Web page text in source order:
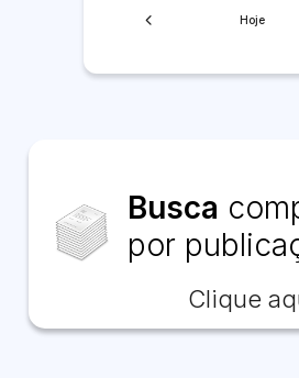
Busca
por
Clique
Hoje